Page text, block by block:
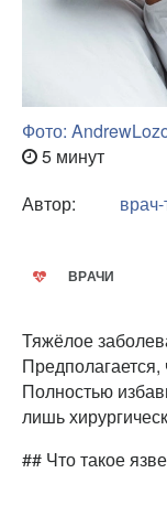
Фото:
5 минут
Автор:
ВРАЧИ
Тяжёлое
Полностью
лишь
## Что такое